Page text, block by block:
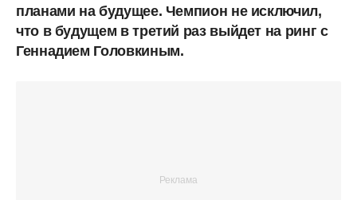
планами на будущее. Чемпион не исключил,
что в будущем в третий раз выйдет на ринг с
Геннадием Головкиным.